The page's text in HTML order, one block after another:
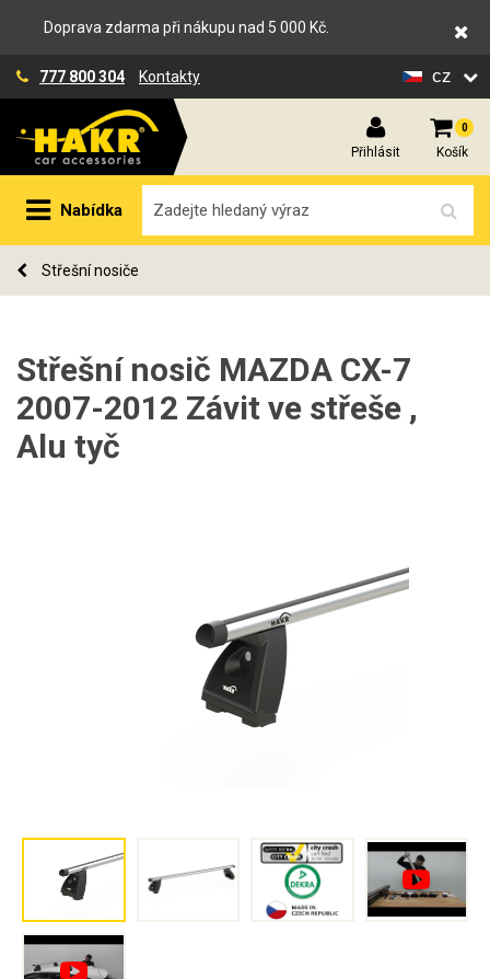
Doprava zdarma při nákupu nad 5 000 Kč.
777 800 304 Kontakty cz
Přihlásit
0
Košík
Nabídka
Střešní nosiče
Střešní nosič MAZDA CX-7
2007-2012 Závit ve střeše ,
Alu tyč